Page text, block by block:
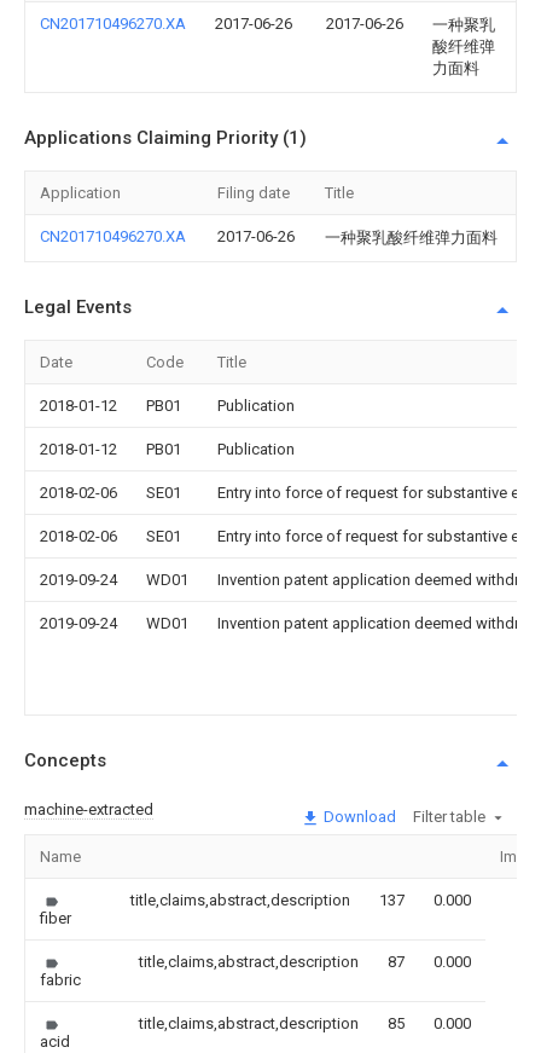
CN201710496270.XA 2017-06-26 2017-06-26
一种聚乳
酸纤维弹
力面料
Applications Claiming Priority (1)
Application Filing date Title
CN201710496270.XA 2017-06-26 一种聚乳酸纤维弹力面料
Legal Events
Date Code Title
2018-01-12 PB01 Publication
2018-01-12 PB01 Publication
2018-02-06 SE01 Entry into force of request for substantive
2018-02-06 SE01 Entry into force of request for substantive
2019-09-24 WD01 Invention patent application deemed
2019-09-24 WD01 Invention patent application deemed
Concepts
machine-extracted Download Filter table
Name
fiber
title,claims,abstract,description 137 0.000
fabric
title,claims,abstract,description 87 0.000
acid
title,claims,abstract,description 85 0.000